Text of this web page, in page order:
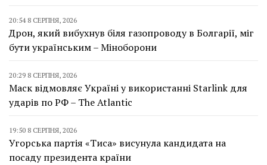
20:54 8 СЕРПНЯ, 2026
Дрон, який вибухнув біля газопроводу в Болгарії, міг
бути українським – Міноборони
20:29 8 СЕРПНЯ, 2026
Маск відмовляє Україні у використанні Starlink для
ударів по РФ – The Atlantic
19:50 8 СЕРПНЯ, 2026
Угорська партія «Тиса» висунула кандидата на
посаду президента країни